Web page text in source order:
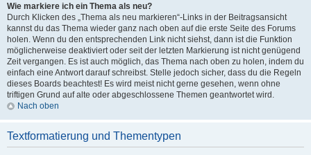
Wie markiere ich ein Thema als neu?
Durch Klicken des „Thema als neu markieren“-Links in der Beitragsansicht
kannst du das Thema wieder ganz nach oben auf die erste Seite des Forums
holen. Wenn du den entsprechenden Link nicht siehst, dann ist die Funktion
möglicherweise deaktiviert oder seit der letzten Markierung ist nicht genügend
Zeit vergangen. Es ist auch möglich, das Thema nach oben zu holen, indem du
einfach eine Antwort darauf schreibst. Stelle jedoch sicher, dass du die Regeln
dieses Boards beachtest! Es wird meist nicht gerne gesehen, wenn ohne
triftigen Grund auf alte oder abgeschlossene Themen geantwortet wird.
Nach oben
Textformatierung und Thementypen